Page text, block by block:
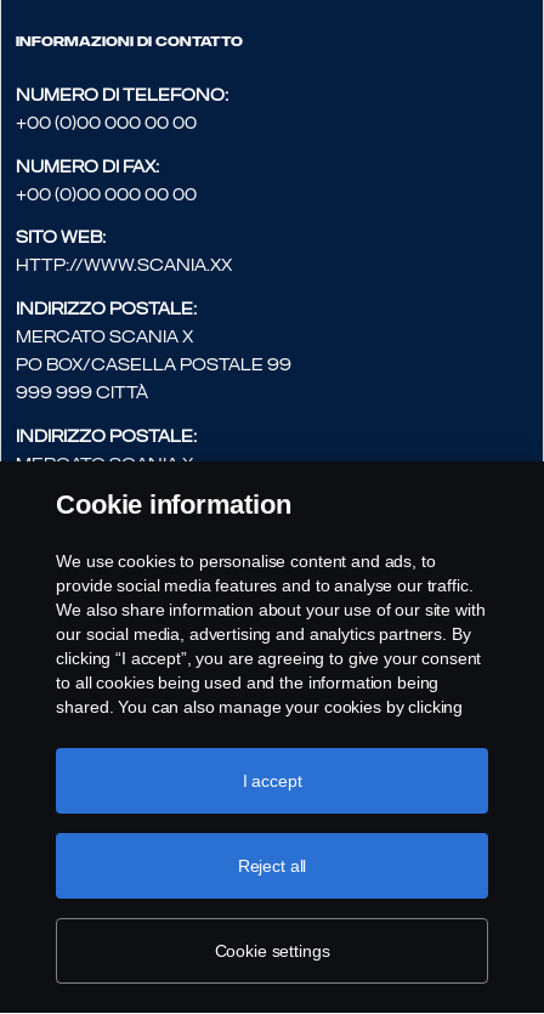
Informazioni di contatto
Numero di telefono:
+00 (0)00 000 00 00
Numero di fax:
+00 (0)00 000 00 00
Sito web:
http://www.scania.xx
Indirizzo postale:
Mercato Scania X
PO Box/Casella postale 99
999 999 Città
Indirizzo postale:
Mercato Scania X
Nome via, 99
Indirizzo e-mail:
marknad_x@scania.xx
Cookie information
We use cookies to personalise content and ads, to
provide social media features and to analyse our traffic.
We also share information about your use of our site with
our social media, advertising and analytics partners. By
clicking “I accept”, you are agreeing to give your consent
to all cookies being used and the information being
shared. You can also manage your cookies by clicking
like to accept. For a more detailed explanation of how we
use cookies, please visit our cookies section, which you
Cookie settings
Reject all
I accept